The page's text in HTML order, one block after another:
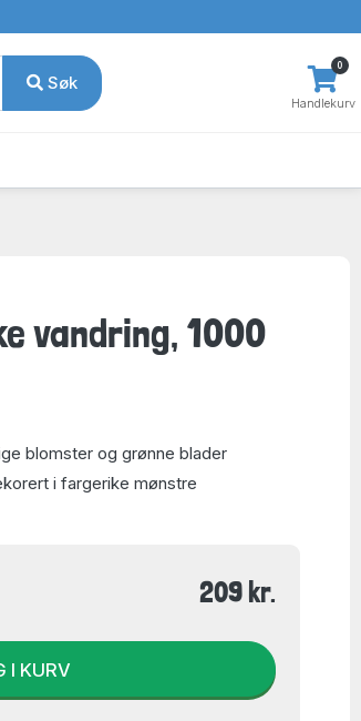
Søk
Handlekurv
0
vandring, 1000
blomster og grønne blader
i fargerike mønstre
209 kr.
I KURV